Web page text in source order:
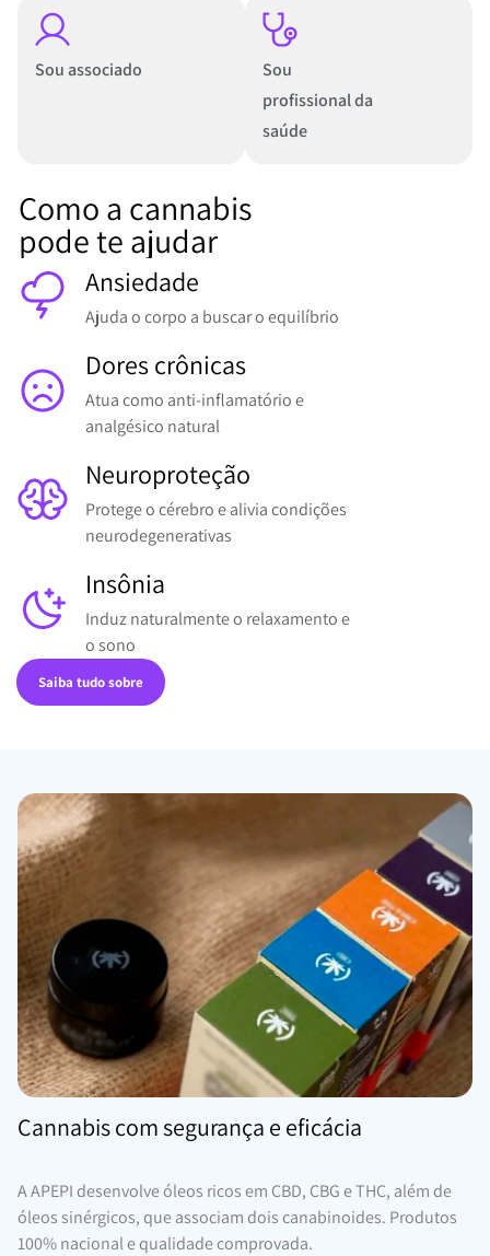
Sou associado
Sou
profissional da
saúde
Como a cannabis
pode te ajudar
Ansiedade
Ajuda o corpo a buscar o equilíbrio
Dores crônicas
Atua como anti-inflamatório e
analgésico natural
Neuroproteção
Protege o cérebro e alivia condições
neurodegenerativas
Insônia
Induz naturalmente o relaxamento e
o sono
Saiba tudo sobre
Cannabis com segurança e eficácia
A APEPI desenvolve óleos ricos em CBD, CBG e THC, além de
óleos sinérgicos, que associam dois canabinoides. Produtos
100% nacional e qualidade comprovada.